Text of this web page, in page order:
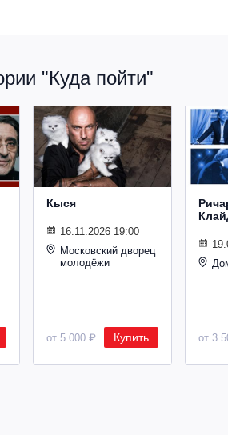
"Куда пойти"
Кыся
16.11.2026 19:00
Московский дворец
молодёжи
от 5 000 ₽ Купить от 3